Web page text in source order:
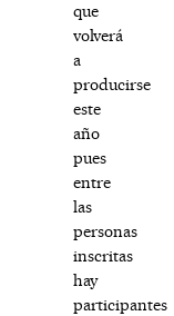
que
volverá
a
producirse
este
año
pues
entre
las
personas
inscritas
hay
participantes